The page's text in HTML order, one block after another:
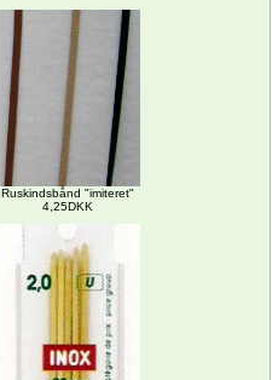
Ruskindsbånd "imiteret"
4,25DKK